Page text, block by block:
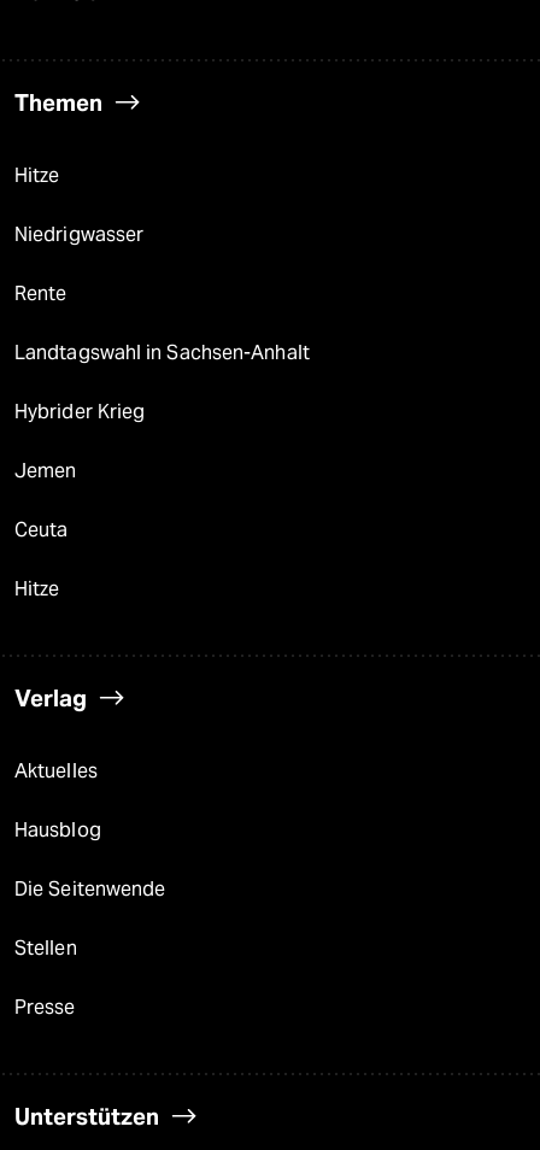
Themen
Hitze
Niedrigwasser
Rente
Landtagswahl in Sachsen-Anhalt
Hybrider Krieg
Jemen
Ceuta
Hitze
Verlag
Aktuelles
Hausblog
Die Seitenwende
Stellen
Presse
Unterstützen